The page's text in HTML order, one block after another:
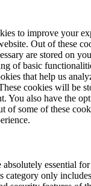
to improve your
Out of these
are stored on
of basic
that help us
cookies will be
You also have the
of some of these
absolutely essential
category only